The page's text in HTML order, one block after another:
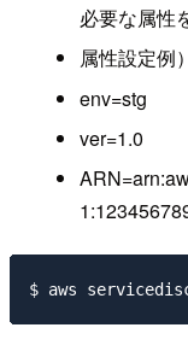
必要な属性
属性設定例
env=stg
ver=1.0